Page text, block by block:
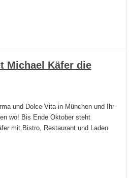
Michael Käfer die
und Dolce Vita in München und Ihr
wo! Bis Ende Oktober steht
mit Bistro, Restaurant und Laden